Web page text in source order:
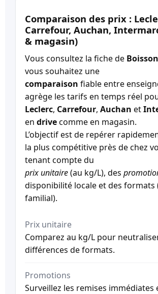
Comparaison des prix :
Carrefour, Auchan,
& magasin)
Vous consultez la fiche de
vous souhaitez une
comparaison fiable entre
agrège les tarifs en temps réel
Leclerc, Carrefour, Auchan et
en drivecomme en magasin.
L’objectif est de repérer
la plus compétitive près de chez
tenant compte du
prix unitaire(au kg/L), des
disponibilité locale et des formats
familial).
Prix unitaire
Comparez au kg/L pour
différences de formats.
Promotions
Surveillez les remises immédiates